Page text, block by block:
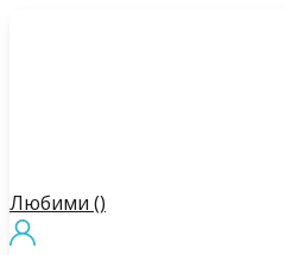
Любими ()